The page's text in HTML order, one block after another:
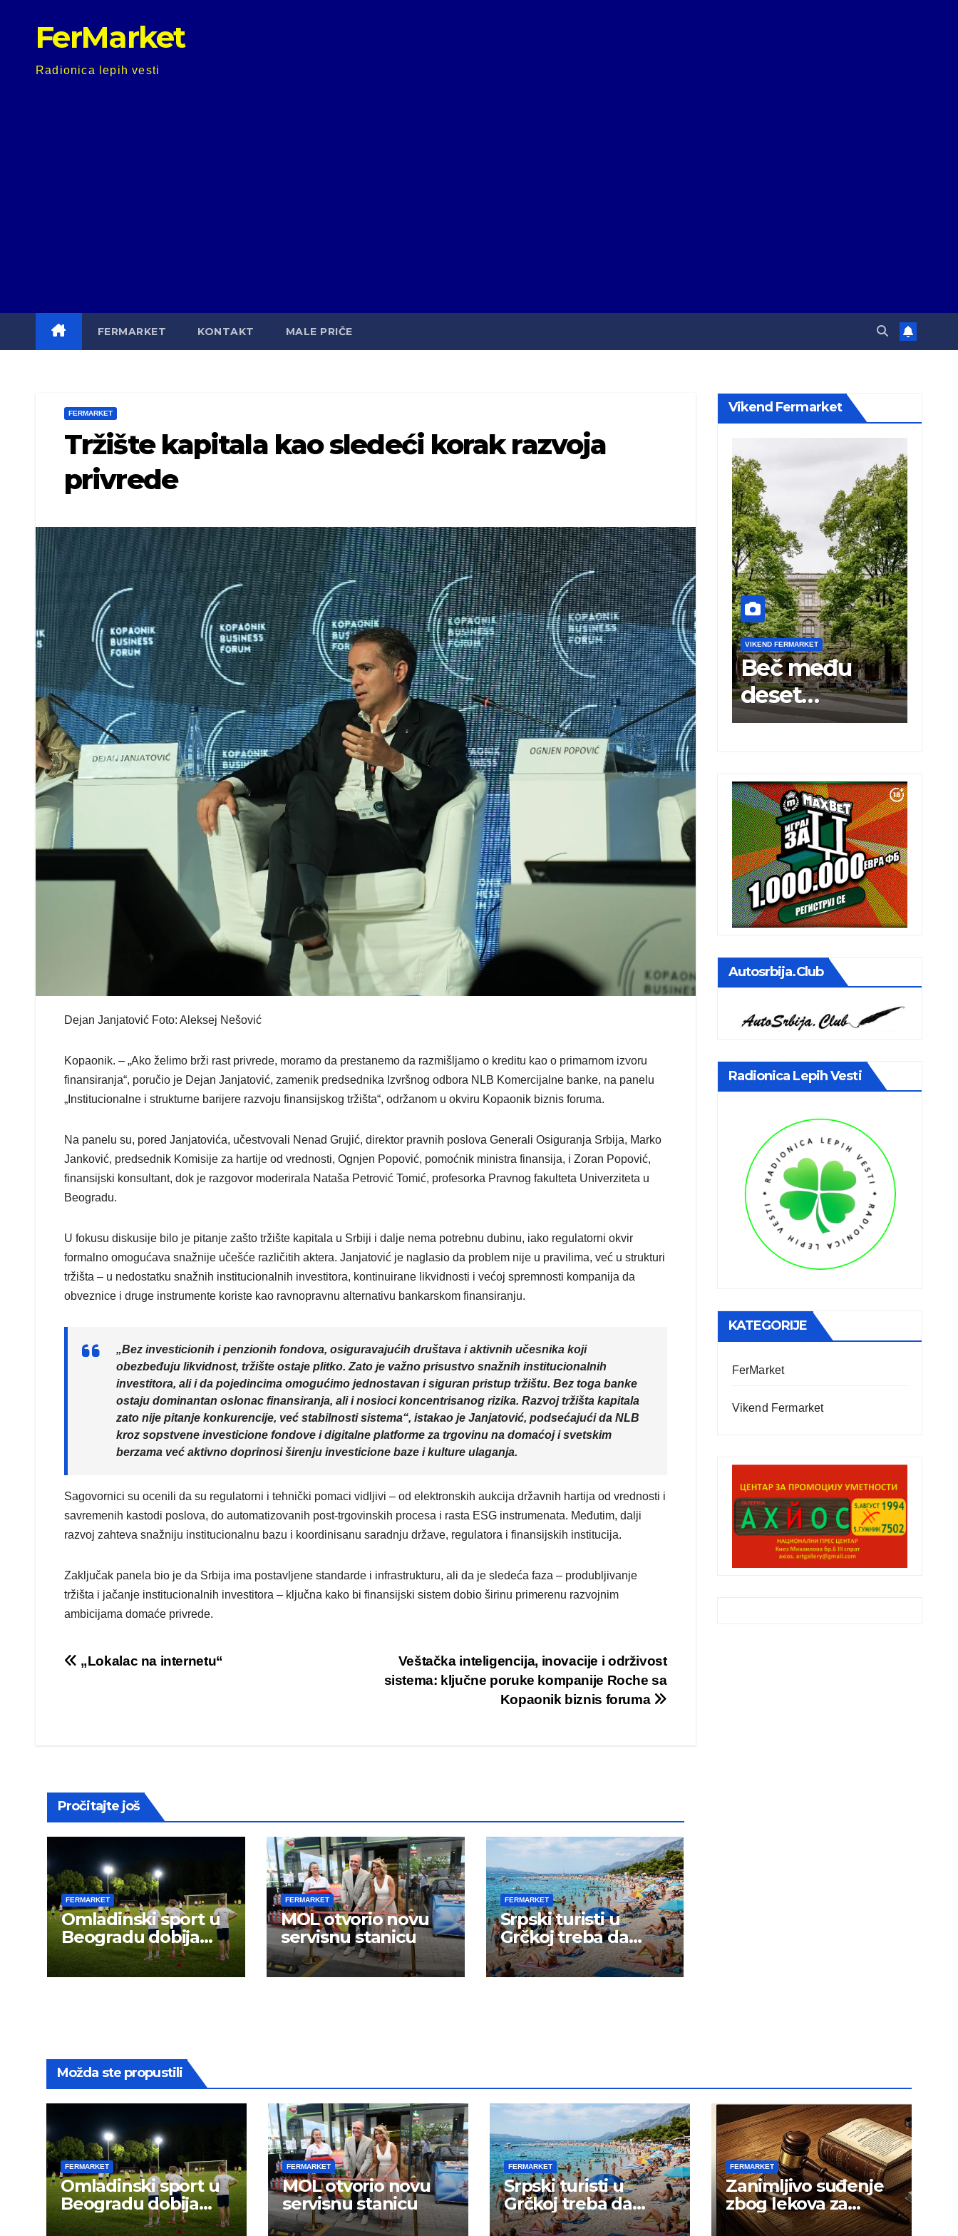
FerMarket
Radionica lepih vesti
FERMARKET KONTAKT MALE PRIČE
FERMARKET
Tržište kapitala kao sledeći korak razvoja
privrede
Dejan Janjatović Foto: Aleksej Nešović
Kopaonik. – „Ako želimo brži rast privrede, moramo da prestanemo da razmišljamo o kreditu kao o primarnom izvoru
finansiranja“, poručio je Dejan Janjatović, zamenik predsednika Izvršnog odbora NLB Komercijalne banke, na panelu
„Institucionalne i strukturne barijere razvoju finansijskog tržišta“, održanom u okviru Kopaonik biznis foruma.
Na panelu su, pored Janjatovića, učestvovali Nenad Grujić, direktor pravnih poslova Generali Osiguranja Srbija, Marko
Janković, predsednik Komisije za hartije od vrednosti, Ognjen Popović, pomoćnik ministra finansija, i Zoran Popović,
finansijski konsultant, dok je razgovor moderirala Nataša Petrović Tomić, profesorka Pravnog fakulteta Univerziteta u
Beogradu.
U fokusu diskusije bilo je pitanje zašto tržište kapitala u Srbiji i dalje nema potrebnu dubinu, iako regulatorni okvir
formalno omogućava snažnije učešće različitih aktera. Janjatović je naglasio da problem nije u pravilima, već u strukturi
tržišta – u nedostatku snažnih institucionalnih investitora, kontinuirane likvidnosti i većoj spremnosti kompanija da
obveznice i druge instrumente koriste kao ravnopravnu alternativu bankarskom finansiranju.
„Bez investicionih i penzionih fondova, osiguravajućih društava i aktivnih učesnika koji
obezbeđuju likvidnost, tržište ostaje plitko. Zato je važno prisustvo snažnih institucionalnih
investitora, ali i da pojedincima omogućimo jednostavan i siguran pristup tržištu. Bez toga banke
ostaju dominantan oslonac finansiranja, ali i nosioci koncentrisanog rizika. Razvoj tržišta kapitala
zato nije pitanje konkurencije, već stabilnosti sistema“, istakao je Janjatović, podsećajući da NLB
kroz sopstvene investicione fondove i digitalne platforme za trgovinu na domaćoj i svetskim
berzama već aktivno doprinosi širenju investicione baze i kulture ulaganja.
Sagovornici su ocenili da su regulatorni i tehnički pomaci vidljivi – od elektronskih aukcija državnih hartija od vrednosti i
savremenih kastodi poslova, do automatizovanih post-trgovinskih procesa i rasta ESG instrumenata. Međutim, dalji
razvoj zahteva snažniju institucionalnu bazu i koordinisanu saradnju države, regulatora i finansijskih institucija.
Zaključak panela bio je da Srbija ima postavljene standarde i infrastrukturu, ali da je sledeća faza – produbljivanje
tržišta i jačanje institucionalnih investitora – ključna kako bi finansijski sistem dobio širinu primerenu razvojnim
ambicijama domaće privrede.
Post
Veštačka inteligencija, inovacije i održivost
sistema: ključne poruke kompanije Roche sa
Kopaonik biznis foruma
„Lokalac na internetu“
Pročitajte još
FERMARKET
Omladinski sport u
Beogradu dobija
novu energiju:
FERMARKET
MOL otvorio novu
servisnu stanicu
FERMARKET
Srpski turisti u
Grčkoj treba da
budu na oprezu
Vikend Fermarket
VIKEND FERMARKET
Novi film
Odiseja
inspiriše
putovanje
širom sveta —
ali i prevarante
VIKEND FERMARKET
Beč među
deset
najboljih
gradova za
studiranje
VIKEND FERMARKET
Turska
ugostila 25
miliona
Autosrbija.club
Radionica Lepih Vesti
KATEGORIJE
FerMarket
Vikend Fermarket
Možda ste propustili
FERMARKET
Omladinski sport u
Beogradu dobija
novu energiju:
FERMARKET
MOL otvorio novu
servisnu stanicu
FERMARKET
Srpski turisti u
Grčkoj treba da
budu na oprezu
FERMARKET
Zanimljivo suđenje
zbog lekova za
gojaznost